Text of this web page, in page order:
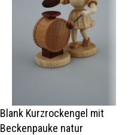
Blank Kurzrockengel mit
Beckenpauke natur